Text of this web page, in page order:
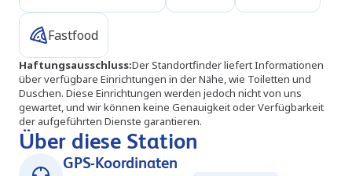
Fastfood
Haftungsausschluss:Der Standortfinder liefert Informationen
über verfügbare Einrichtungen in der Nähe, wie Toiletten und
Duschen. Diese Einrichtungen werden jedoch nicht von uns
gewartet, und wir können keine Genauigkeit oder Verfügbarkeit
der aufgeführten Dienste garantieren.
Über diese Station
GPS-Koordinaten